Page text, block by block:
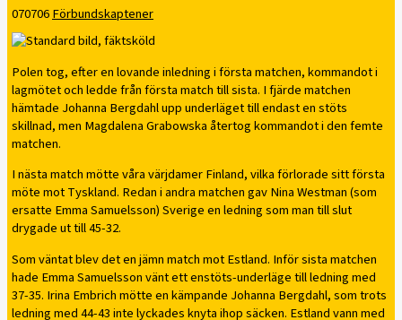
070706Förbundskaptener
Polen tog, efter en lovande inledning i första matchen, kommandot i
lagmötet och ledde från första match till sista. I fjärde matchen
hämtade Johanna Bergdahl upp underläget till endast en stöts
skillnad, men Magdalena Grabowska återtog kommandot i den femte
matchen.
I nästa match mötte våra värjdamer Finland, vilka förlorade sitt första
möte mot Tyskland. Redan i andra matchen gav Nina Westman (som
ersatte Emma Samuelsson) Sverige en ledning som man till slut
drygade ut till 45-32.
Som väntat blev det en jämn match mot Estland. Inför sista matchen
hade Emma Samuelsson vänt ett enstöts-underläge till ledning med
37-35. Irina Embrich mötte en kämpande Johanna Bergdahl, som trots
ledning med 44-43 inte lyckades knyta ihop säcken. Estland vann med